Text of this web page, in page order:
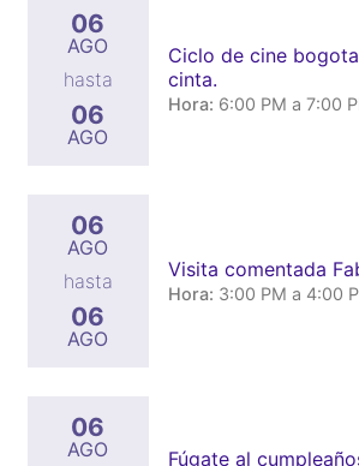
06
AGO
hasta
06
AGO
Ciclo de cine
cinta.
Hora: 6:00 PM a 7:00
06
AGO
hasta
06
AGO
Visita comentada
Hora: 3:00 PM a 4:00
06
AGO
Fúgate al